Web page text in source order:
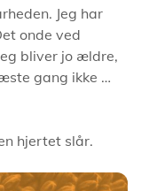
Jeg har
onde ved
bliver jo ældre,
gang ikke …
hjertet slår.